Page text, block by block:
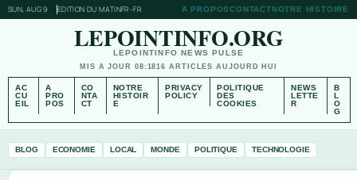
SUN, AUG 9 EDITION DU MATINFR-FR A PROPOSCONTACTNOTRE HISTOIRE
LEPOINTINFO.ORG
LEPOINTINFO NEWS PULSE
MIS A JOUR 08:1816 ARTICLES AUJOURD HUI
AC
CU
EIL
A
PRO
POS
CO
NTA
CT
NOTRE
HISTOIR
E
PRIVACY
POLICY
POLITIQUE
DES
COOKIES
NEWS
LETTE
R
B
L
O
G
BLOG ECONOMIE LOCAL MONDE POLITIQUE TECHNOLOGIE